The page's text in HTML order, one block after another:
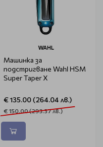
WAHL
Машинка за
подстригване Wahl HSM
Super Taper X
€ 135.00 (264.04 лв.)
€ 150.00 (293.37 лв.)